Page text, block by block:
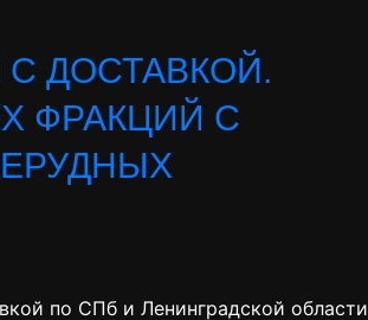
ДОСТАВКОЙ.
ФРАКЦИЙ С
по СПб и Ленинградской области